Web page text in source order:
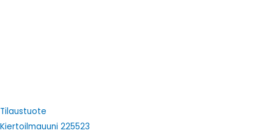
Tilaustuote
Kiertoilmauuni 225523